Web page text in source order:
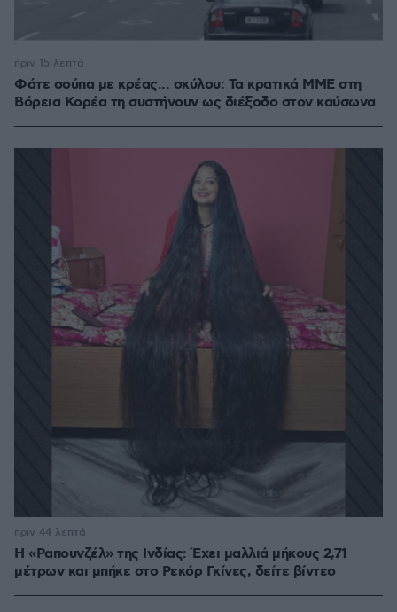
Φάτε σούπα με κρέας... σκύλου: Τα κρατικά ΜΜΕ στη
Βόρεια Κορέα τη συστήνουν ως διέξοδο στον καύσωνα
πριν 15 λεπτά
Η «Ραπουνζέλ» της Ινδίας: Έχει μαλλιά μήκους 2,71
μέτρων και μπήκε στο Ρεκόρ Γκίνες, δείτε βίντεο
πριν 44 λεπτά